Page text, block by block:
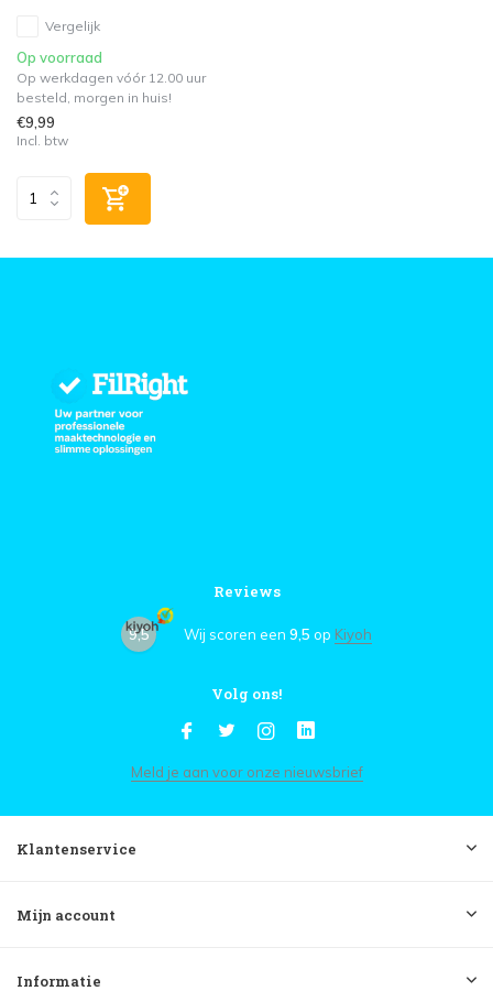
Vergelijk
Op voorraad
Op werkdagen vóór 12.00 uur
besteld, morgen in huis!
€9,99
Incl. btw
Reviews
9,5 Wij scoren een 9,5 op Kiyoh
Volg ons!
Meld je aan voor onze nieuwsbrief
Klantenservice
Mijn account
Informatie